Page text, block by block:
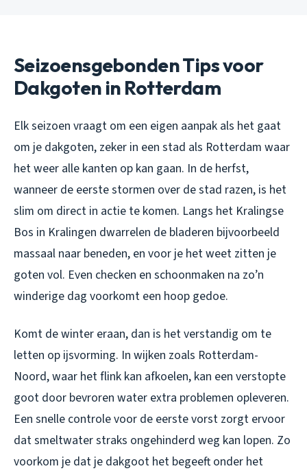
Seizoensgebonden Tips voor
Dakgoten in Rotterdam
Elk seizoen vraagt om een eigen aanpak als het gaat
om je dakgoten, zeker in een stad als Rotterdam waar
het weer alle kanten op kan gaan. In de herfst,
wanneer de eerste stormen over de stad razen, is het
slim om direct in actie te komen. Langs het Kralingse
Bos in Kralingen dwarrelen de bladeren bijvoorbeeld
massaal naar beneden, en voor je het weet zitten je
goten vol. Even checken en schoonmaken na zo’n
winderige dag voorkomt een hoop gedoe.
Komt de winter eraan, dan is het verstandig om te
letten op ijsvorming. In wijken zoals Rotterdam-
Noord, waar het flink kan afkoelen, kan een verstopte
goot door bevroren water extra problemen opleveren.
Een snelle controle voor de eerste vorst zorgt ervoor
dat smeltwater straks ongehinderd weg kan lopen. Zo
voorkom je dat je dakgoot het begeeft onder het